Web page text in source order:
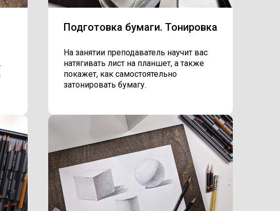
Подготовка бумаги. Тонировка
На занятии преподаватель научит вас
натягивать лист на планшет, а также
покажет, как самостоятельно
затонировать бумагу.